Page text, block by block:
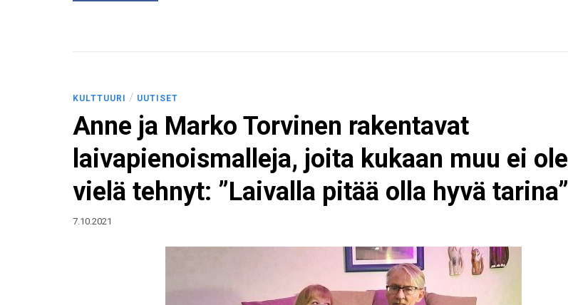
KULTTUURI / UUTISET
Anne ja Marko Torvinen rakentavat
laivapienoismalleja, joita kukaan muu ei ole
vielä tehnyt: ”Laivalla pitää olla hyvä tarina”
7.10.2021